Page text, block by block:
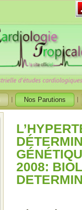
Nos Parutions
2008: